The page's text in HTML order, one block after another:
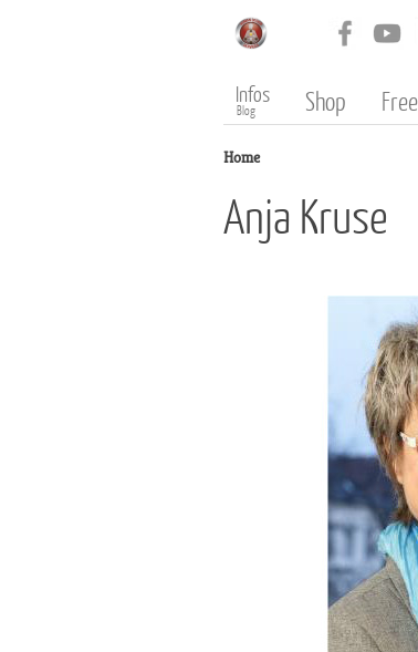
Infos
Blog Shop
Home
Anja Kruse